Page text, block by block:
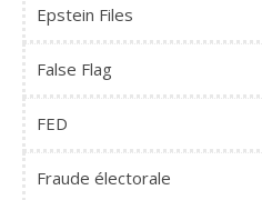
Epstein Files
False Flag
FED
Fraude électorale